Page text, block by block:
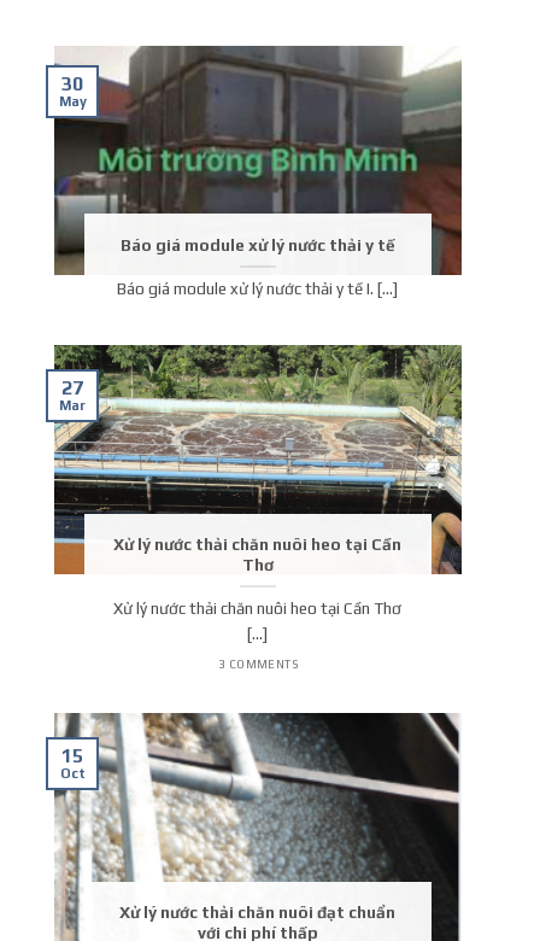
Báo giá module xử lý nước thải y tế
Báo giá module xử lý nước thải y tế I. [...]
30
May
Xử lý nước thải chăn nuôi heo tại Cần
Thơ
Xử lý nước thải chăn nuôi heo tại Cần Thơ
[...]
3 COMMENTS
27
Mar
Xử lý nước thải chăn nuôi đạt chuẩn
với chi phí thấp
15
Oct